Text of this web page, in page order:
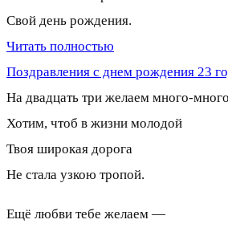
Свой день рождения.
Читать полностью
Поздравления с днем рождения 23
На двадцать три желаем много-
Хотим, чтоб в жизни молодой
Твоя широкая дорога
Не стала узкою тропой.
Ещё любви тебе желаем —